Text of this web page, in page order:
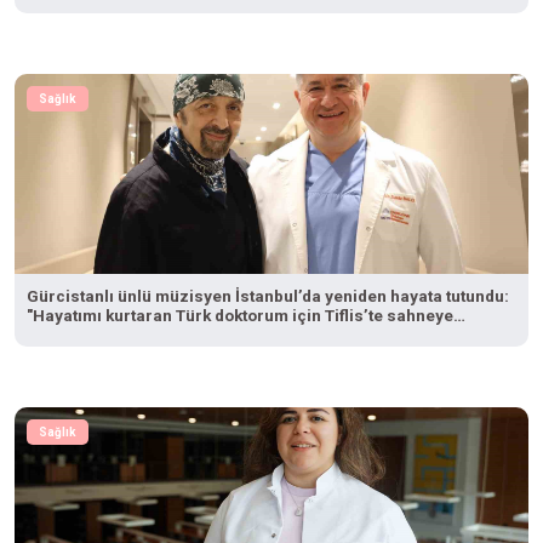
Sağlık
Gürcistanlı ünlü müzisyen İstanbul’da yeniden hayata tutundu:
"Hayatımı kurtaran Türk doktorum için Tiflis’te sahneye
Sağlık